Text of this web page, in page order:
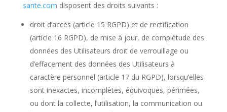
sante.com disposent des droits suivants :
droit d’accès (article 15 RGPD) et de rectification
(article 16 RGPD), de mise à jour, de complétude des
données des Utilisateurs droit de verrouillage ou
d’effacement des données des Utilisateurs à
caractère personnel (article 17 du RGPD), lorsqu’elles
sont inexactes, incomplètes, équivoques, périmées,
ou dont la collecte, l’utilisation, la communication ou